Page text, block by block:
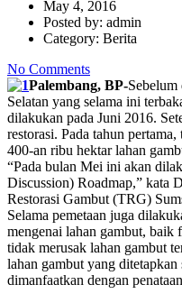
May 4, 2016
Posted by: admin
Category: Berita
No Comments
Palembang, BP-Sebelum
Selatan yang selama ini
dilakukan pada Juni 2016.
restorasi. Pada tahun
400-an ribu hektar lahan
“Pada bulan Mei ini akan
Discussion) Roadmap,” kata
Restorasi Gambut (TRG)
Selama pemetaan juga
mengenai lahan gambut, baik
tidak merusak lahan gambut
lahan gambut yang ditetapkan
dimanfaatkan dengan